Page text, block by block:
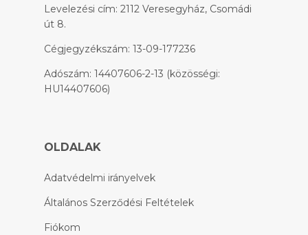
Levelezési cím: 2112 Veresegyház, Csomádi
út 8.
Cégjegyzékszám: 13-09-177236
Adószám: 14407606-2-13 (közösségi:
HU14407606)
OLDALAK
Adatvédelmi irányelvek
Általános Szerződési Feltételek
Fiókom